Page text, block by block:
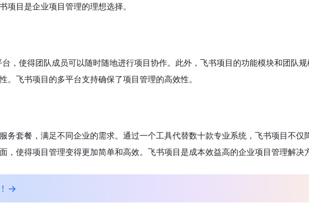
项目是企业项目管理的理想选择。
，使得团队成员可以随时随地进行项目协作。此外，飞书项目的功能模块和团队
。飞书项目的多平台支持确保了项目管理的高效性。
务套餐，满足不同企业的需求。通过一个工具代替数十款专业系统，飞书项目不仅
，使得项目管理变得更加简单和高效。飞书项目是成本效益高的企业项目管理解决
→